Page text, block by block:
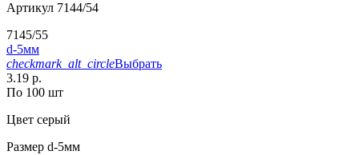
Артикул 7144/54
7145/55
d-5мм
checkmark_alt_circleВыбрать
3.19 р.
По 100 шт
Цвет серый
Размер d-5мм